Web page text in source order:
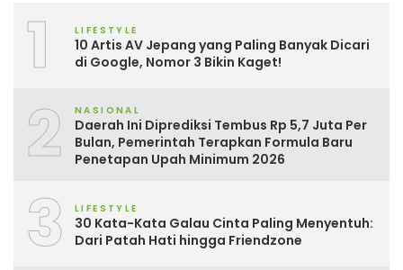
1 LIFESTYLE
10 Artis AV Jepang yang Paling Banyak Dicari
di Google, Nomor 3 Bikin Kaget!
2 NASIONAL
Daerah Ini Diprediksi Tembus Rp 5,7 Juta Per
Bulan, Pemerintah Terapkan Formula Baru
Penetapan Upah Minimum 2026
3 LIFESTYLE
30 Kata-Kata Galau Cinta Paling Menyentuh:
Dari Patah Hati hingga Friendzone